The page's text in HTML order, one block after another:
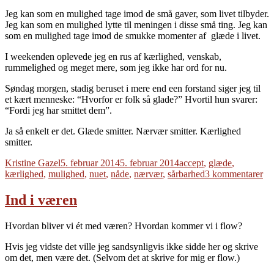
Jeg kan som en mulighed tage imod de små gaver, som livet tilbyder.
Jeg kan som en mulighed lytte til meningen i disse små ting. Jeg kan
som en mulighed tage imod de smukke momenter af glæde i livet.
I weekenden oplevede jeg en rus af kærlighed, venskab,
rummelighed og meget mere, som jeg ikke har ord for nu.
Søndag morgen, stadig beruset i mere end een forstand siger jeg til
et kært menneske: “Hvorfor er folk så glade?” Hvortil hun svarer:
“Fordi jeg har smittet dem”.
Ja så enkelt er det. Glæde smitter. Nærvær smitter. Kærlighed
smitter.
Forfatter
Kristine GazelUdgivet
5. februar 20145. februar 2014Tags
accept, glæde,
kærlighed, mulighed, nuet, nåde, nærvær, sårbarhed3 kommentarertil
Ind i væren
Hvordan bliver vi ét med væren? Hvordan kommer vi i flow?
Hvis jeg vidste det ville jeg sandsynligvis ikke sidde her og skrive
om det, men være det. (Selvom det at skrive for mig er flow.)